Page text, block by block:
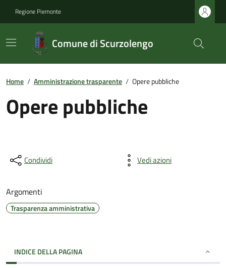
Regione Piemonte
Comune di Scurzolengo
Home / Amministrazione trasparente / Opere pubbliche
Opere pubbliche
Condividi Vedi azioni
Argomenti
Trasparenza amministrativa
INDICE DELLA PAGINA